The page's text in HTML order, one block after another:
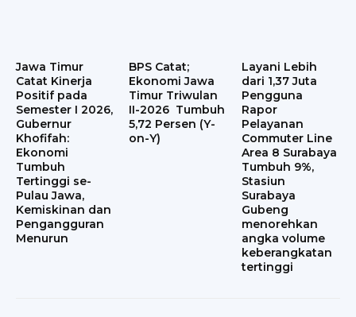
Jawa Timur
Catat Kinerja
Positif pada
Semester I 2026,
Gubernur
Khofifah:
Ekonomi
Tumbuh
Tertinggi se-
Pulau Jawa,
Kemiskinan dan
Pengangguran
Menurun
BPS Catat;
Ekonomi Jawa
Timur Triwulan
II-2026 Tumbuh
5,72 Persen (Y-
on-Y)
Layani Lebih
dari 1,37 Juta
Pengguna
Rapor
Pelayanan
Commuter Line
Area 8 Surabaya
Tumbuh 9%,
Stasiun
Surabaya
Gubeng
menorehkan
angka volume
keberangkatan
tertinggi